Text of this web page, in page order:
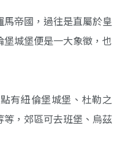
帝國，過往是直屬於皇
城堡便是一大象徵，也
有紐倫堡城堡、杜勒之
，郊區可去班堡、烏茲